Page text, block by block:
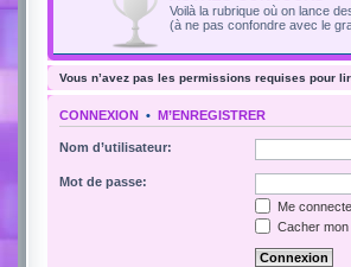
Voilà la rubrique où on lance
(à ne pas confondre avec le
Vous n’avez pas les permissions requises pour
CONNEXION • M’ENREGISTRER
Nom d’utilisateur:
Mot de passe:
Me
Cacher